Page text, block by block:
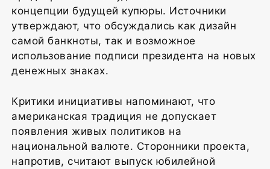
концепции будущей купюры. Источники
утверждают, что обсуждались как дизайн
самой банкноты, так и возможное
использование подписи президента на новых
денежных знаках.
Критики инициативы напоминают, что
американская традиция не допускает
появления живых политиков на
национальной валюте. Сторонники проекта,
напротив, считают выпуск юбилейной